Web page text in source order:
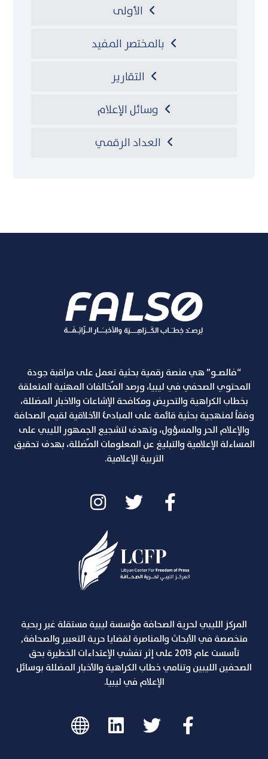
الأولى
بالمختصر المفيد
التقارير
وسائل الإعلام
العداد الرقمي
“فالصـو” هي منصة رقمية بحثية تعمل على مراقبة جودة
المحتوي الصحفي في ليبيا، ورصد المٌخالفات المهنية المتعلقة
بخطاب الكراهية والتحريض ومكافحة الإشاعات والاخبار المضللة،
وفقاً لمنهجية بحثية قائمة على المبادئ الأخلاقية لقيم الصحافة
والإعلام الحر والمسؤول، وتهدف لتشجيع الجمهور الليبي على
المساءلة الإعلامية والتبليغ عن المعلومات المٌضللة، بهدف تحقيق
التربية الإعلامية.
المركز الليبي لحرية الصحافة مؤسسة ليبية مستقلة غير ربحية
متخصصة في الأبحاث والمناصرة لقضايا حرية التعبير والصحافة,
تأسست عام 2013 على إثر تفشي الإعتداءات الخطيرة بحق
الصحفين الليبين وتنامي خطاب الكراهية والأخبار المضللة بوسائل
الإعلام في ليبيا.